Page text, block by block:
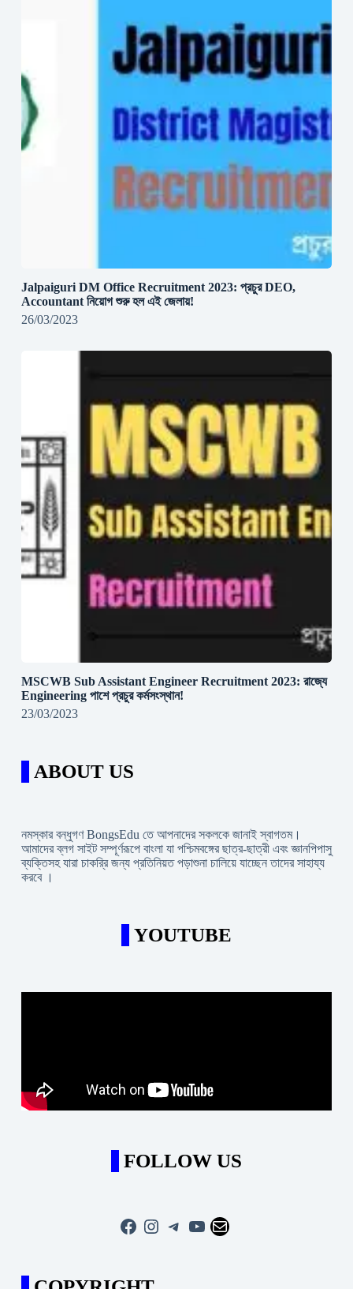
Jalpaiguri DM Office Recruitment 2023: প্রচুর DEO,
Accountant নিয়োগ শুরু হল এই জেলায়!
26/03/2023
MSCWB Sub Assistant Engineer Recruitment 2023: রাজ্যে
Engineering পাশে প্রচুর কর্মসংস্থান!
23/03/2023
ABOUT US
নমস্কার বন্ধুগণ BongsEdu তে আপনাদের সকলকে জানাই স্বাগতম।
আমাদের ব্লগ সাইট সম্পূর্ণরূপে বাংলা যা পশ্চিমবঙ্গের ছাত্র-ছাত্রী এবং জ্ঞানপিপাসু
ব্যক্তিসহ যারা চাকরি্র জন্য প্রতিনিয়ত পড়াশুনা চালিয়ে যাচ্ছেন তাদের সাহায্য
করবে ।
YOUTUBE
FOLLOW US
Facebook
Instagram
Telegram
YouTube
Mail